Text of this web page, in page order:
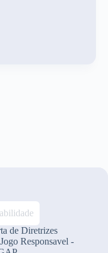
de Diretrizes
Jogo Responsavel -